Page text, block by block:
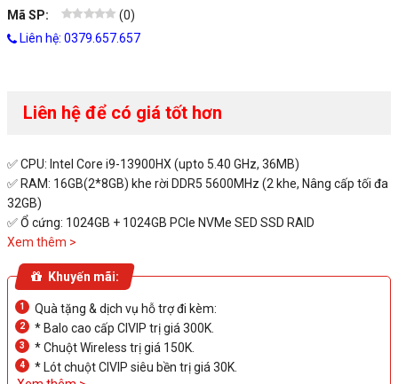
Mã SP: (0)
Liên hệ: 0379.657.657
Liên hệ để có giá tốt hơn
✅ CPU: Intel Core i9-13900HX (upto 5.40 GHz, 36MB)
✅ RAM: 16GB(2*8GB) khe rời DDR5 5600MHz (2 khe, Nâng cấp tối đa
32GB)
✅ Ổ cứng: 1024GB + 1024GB PCIe NVMe SED SSD RAID
✅ VGA: NVIDIA GeForce RTX 4080 12GB
✅ Màn hình: 16"WQXGA 240Hz DCI-P3 100%, Acer ComfyView LED-
backlit TFT LCD
✅ Pin: 4-cell, 90 Wh
✅ Cân nặng: 2.6 kg
✅ Tính năng: Đèn RGB bàn phím
✅ Màu sắc: Abyssal Black
✅ OS: Windows 11 Home Single Language
Xem thêm >
Khuyến mãi:
1 Quà tặng & dịch vụ hỗ trợ đi kèm:
2 * Balo cao cấp CIVIP trị giá 300K.
3 * Chuột Wireless trị giá 150K.
4
* Lót chuột CIVIP siêu bền trị giá 30K.